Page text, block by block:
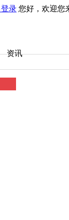
录 您好，欢迎您
讯